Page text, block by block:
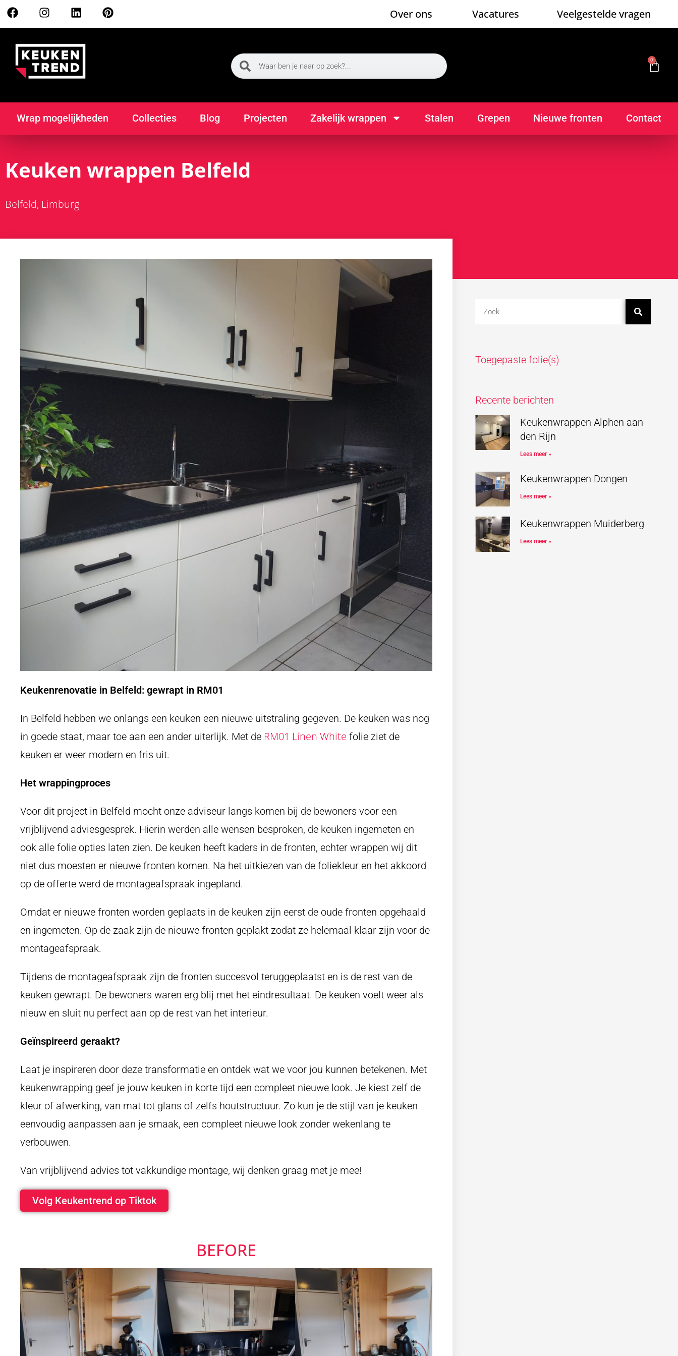
Over ons Vacatures Veelgestelde vragen
0
Wrap mogelijkheden Collecties Blog Projecten Zakelijk wrappen Stalen Grepen Nieuwe fronten Contact
Keuken wrappen Belfeld
Belfeld, Limburg
Keukenrenovatie in Belfeld: gewrapt in RM01
In Belfeld hebben we onlangs een keuken een nieuwe uitstraling gegeven. De keuken was nog
in goede staat, maar toe aan een ander uiterlijk. Met de RM01 Linen White folie ziet de
keuken er weer modern en fris uit.
Het wrappingproces
Voor dit project in Belfeld mocht onze adviseur langs komen bij de bewoners voor een
vrijblijvend adviesgesprek. Hierin werden alle wensen besproken, de keuken ingemeten en
ook alle folie opties laten zien. De keuken heeft kaders in de fronten, echter wrappen wij dit
niet dus moesten er nieuwe fronten komen. Na het uitkiezen van de foliekleur en het akkoord
op de offerte werd de montageafspraak ingepland.
Omdat er nieuwe fronten worden geplaats in de keuken zijn eerst de oude fronten opgehaald
en ingemeten. Op de zaak zijn de nieuwe fronten geplakt zodat ze helemaal klaar zijn voor de
montageafspraak.
Tijdens de montageafspraak zijn de fronten succesvol teruggeplaatst en is de rest van de
keuken gewrapt. De bewoners waren erg blij met het eindresultaat. De keuken voelt weer als
nieuw en sluit nu perfect aan op de rest van het interieur.
Geïnspireerd geraakt?
Laat je inspireren door deze transformatie en ontdek wat we voor jou kunnen betekenen. Met
keukenwrapping geef je jouw keuken in korte tijd een compleet nieuwe look. Je kiest zelf de
kleur of afwerking, van mat tot glans of zelfs houtstructuur. Zo kun je de stijl van je keuken
eenvoudig aanpassen aan je smaak, een compleet nieuwe look zonder wekenlang te
verbouwen.
Van vrijblijvend advies tot vakkundige montage, wij denken graag met je mee!
Volg Keukentrend op Tiktok
BEFORE
Toegepaste folie(s)
Recente berichten
Keukenwrappen Alphen aan
den Rijn
Lees meer »
Keukenwrappen Dongen
Lees meer »
Keukenwrappen Muiderberg
Lees meer »